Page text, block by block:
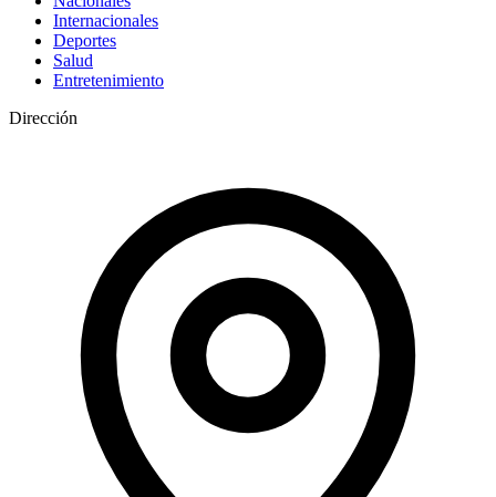
Internacionales
Deportes
Salud
Entretenimiento
Dirección